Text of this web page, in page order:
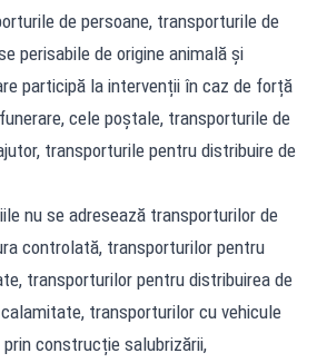
de persoane, transporturile de
perisabile de origine animală şi
participă la intervenții în caz de forță
cele poștale, transporturile de
transporturile pentru distribuire de
nu se adresează transporturilor de
controlată, transporturilor pentru
transporturilor pentru distribuirea de
transporturilor cu vehicule
construcție salubrizării,